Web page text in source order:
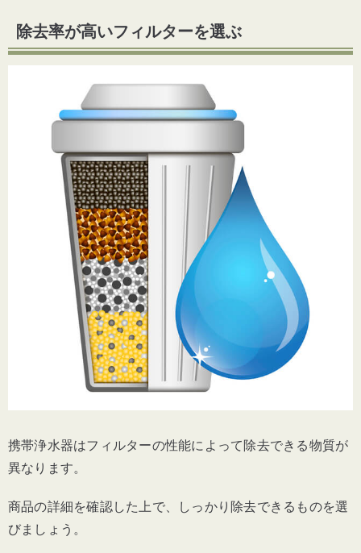
除去率が高いフィルターを選ぶ
携帯浄水器はフィルターの性能によって除去できる物質が
異なります。
商品の詳細を確認した上で、しっかり除去できるものを選
びましょう。